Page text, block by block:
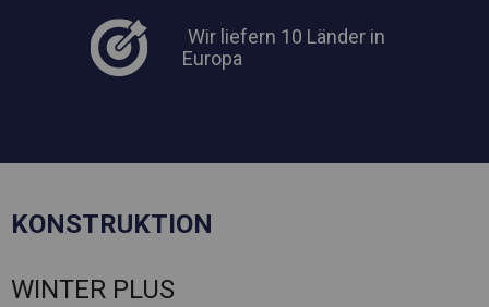
Wir liefern 10 Länder in
Europa
KONSTRUKTION
WINTER PLUS